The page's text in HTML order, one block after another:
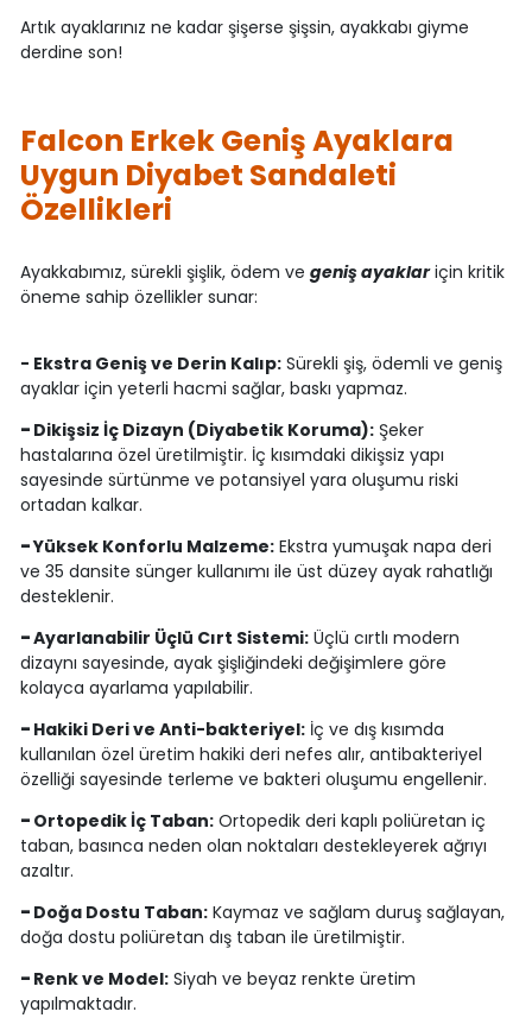
Artık ayaklarınız ne kadar şişerse şişsin, ayakkabı giyme
derdine son!
Falcon Erkek Geniş Ayaklara
Uygun Diyabet Sandaleti
Özellikleri
Ayakkabımız, sürekli şişlik, ödem ve geniş ayaklariçin kritik
öneme sahip özellikler sunar:
- Ekstra Geniş ve Derin Kalıp:Sürekli şiş, ödemli ve geniş
ayaklar için yeterli hacmi sağlar, baskı yapmaz.
- Dikişsiz İç Dizayn (Diyabetik Koruma):Şeker
hastalarına özel üretilmiştir. İç kısımdaki dikişsiz yapı
sayesinde sürtünme ve potansiyel yara oluşumu riski
ortadan kalkar.
-Yüksek Konforlu Malzeme:Ekstra yumuşak napa deri
ve 35 dansite sünger kullanımı ile üst düzey ayak rahatlığı
desteklenir.
-Ayarlanabilir Üçlü Cırt Sistemi:Üçlü cırtlı modern
dizaynı sayesinde, ayak şişliğindeki değişimlere göre
kolayca ayarlama yapılabilir.
- Hakiki Deri ve Anti-bakteriyel:İç ve dış kısımda
kullanılan özel üretim hakiki deri nefes alır, antibakteriyel
özelliği sayesinde terleme ve bakteri oluşumu engellenir.
- Ortopedik İç Taban:Ortopedik deri kaplı poliüretan iç
taban, basınca neden olan noktaları destekleyerek ağrıyı
azaltır.
- Doğa Dostu Taban:Kaymaz ve sağlam duruş sağlayan,
doğa dostu poliüretan dış taban ile üretilmiştir.
- Renk ve Model:Siyah ve beyaz renkte üretim
yapılmaktadır.